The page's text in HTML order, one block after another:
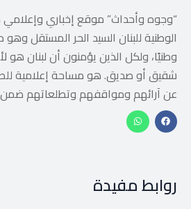
“وجوه وأحداث” موقع إخباري وإعلامي
الوطنية للبنان السيد الحر المستقل
وطنيًا، ولكل الذين يؤمنون أن لبنان هو
شقيق أو صديق. هو مساحة إعلامية
عن آرائهم ومواقفهم وتطلعاتهم ضمن
روابط مفيدة